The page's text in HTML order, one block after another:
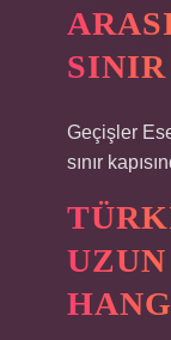
Geçişler
sınır